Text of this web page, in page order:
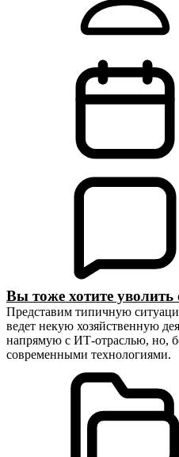
Вы тоже хотите
Представим типичную
ведет некую хозяйственную
напрямую с ИТ-отраслью, но,
современными технологиями.